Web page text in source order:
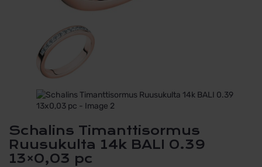
Schalins Timanttisormus
Ruusukulta 14k BALI 0.39
13×0,03 pc